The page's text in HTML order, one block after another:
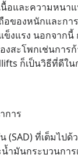
อและความหนา
อของหนักและกา
งแรง นอกจากนี้
สะโพกเช่นการ
ก็เป็นวิธีที่ดีใ
การ
(SAD) ที่เต็มไปด้
น้ำมันกระบวนกา